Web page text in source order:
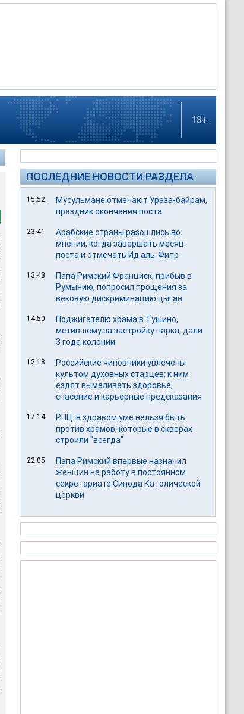
18+
ПОСЛЕДНИЕ НОВОСТИ РАЗДЕЛА
15:52
Мусульмане отмечают Ураза-байрам,
праздник окончания поста
23:41
Арабские страны разошлись во
мнении, когда завершать месяц
поста и отмечать Ид аль-Фитр
13:48
Папа Римский Франциск, прибыв в
Румынию, попросил прощения за
вековую дискриминацию цыган
14:50
Поджигателю храма в Тушино,
мстившему за застройку парка, дали
3 года колонии
12:18
Российские чиновники увлечены
культом духовных старцев: к ним
ездят вымаливать здоровье,
спасение и карьерные предсказания
17:14
РПЦ: в здравом уме нельзя быть
против храмов, которые в скверах
строили "всегда"
22:05
Папа Римский впервые назначил
женщин на работу в постоянном
секретариате Синода Католической
церкви